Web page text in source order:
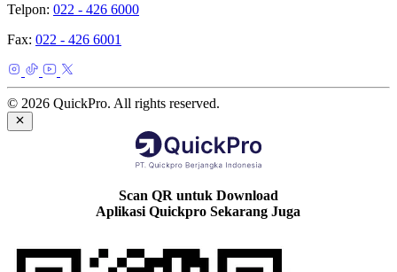
Telpon: 022 - 426 6000
Fax: 022 - 426 6001
© 2026 QuickPro. All rights reserved.
Scan QR untuk Download
Aplikasi Quickpro Sekarang Juga